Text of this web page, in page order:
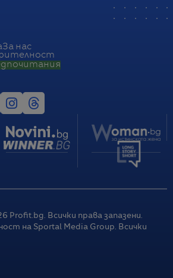
За нас
Profit.bg. Всички права запазени.
на Sportal Media Group. Всички